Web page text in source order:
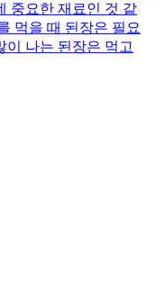
중요한 재료인 것 같
먹을 때 된장은 필요
이 나는 된장은 먹고